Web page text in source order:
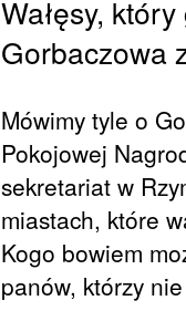
Wałęsy,
Gorbaczowa
Mówimy tyle o
Pokojowej
sekretariat w
miastach, które
Kogo bowiem
panów, którzy